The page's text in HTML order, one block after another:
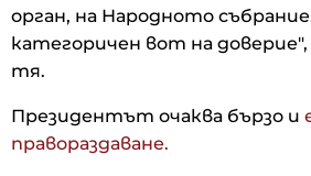
орган, на Народното
категоричен вот на
тя.
Президентът очаква бързо и
правораздаване.